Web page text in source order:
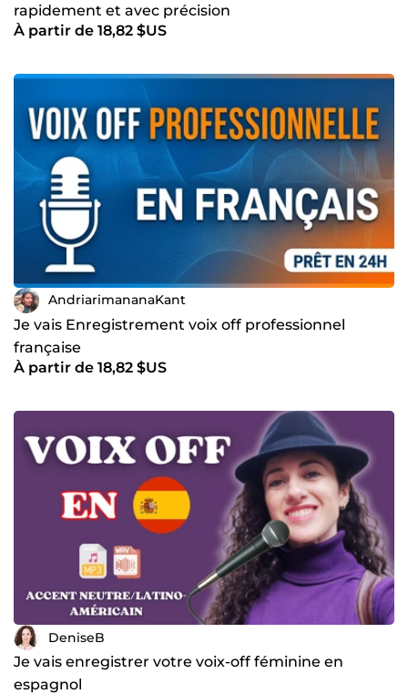
rapidement et avec précision
À partir de 18,82 $US
AndriarimananaKant
Je vais Enregistrement voix off professionnel
française
À partir de 18,82 $US
DeniseB
Je vais enregistrer votre voix-off féminine en
espagnol